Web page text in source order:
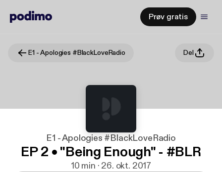
Prøv gratis
E1 - Apologies #BlackLoveRadio Del
E1 - Apologies #BlackLoveRadio
EP 2 • "Being Enough" - #BLR
10 min · 26. okt. 2017